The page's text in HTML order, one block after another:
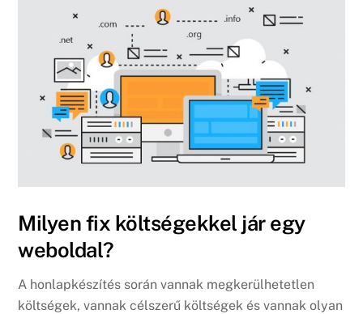
Milyen fix költségekkel jár egy
weboldal?
A honlapkészítés során vannak megkerülhetetlen
költségek, vannak célszerű költségek és vannak olyan